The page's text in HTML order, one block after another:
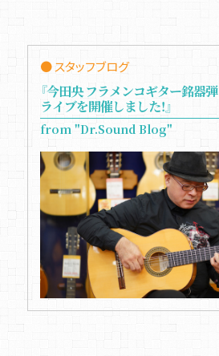
● スタッフブログ
『今田央 フラメンコギター銘器
ライブを開催しました！』
from "Dr.Sound Blog"